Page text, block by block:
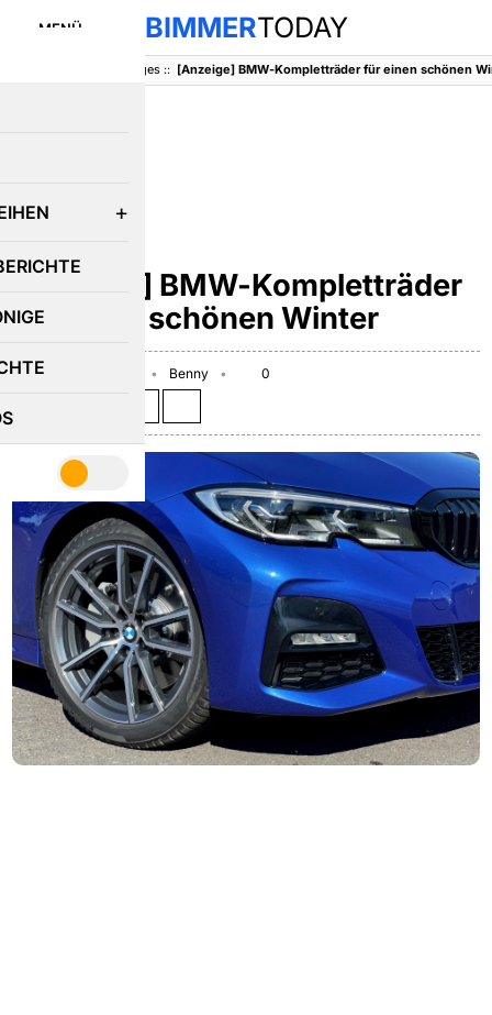
MENÜ BIMMERTODAY
Sonstiges:: [Anzeige] BMW-Kompletträder für einen schönen
[Anzeige] BMW-Kompletträder
für einen schönen Winter
September 28, 2021 Benny
0